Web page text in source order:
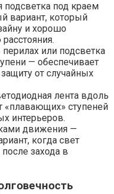
подсветка под краем
вариант, который
и хорошо
или подсветка
— обеспечивает
от случайных
лента вдоль
«плавающих» ступеней
интерьеров.
движения —
когда свет
захода в